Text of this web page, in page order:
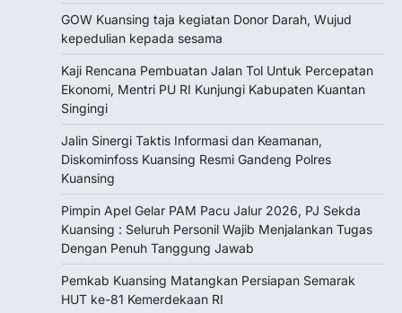
GOW Kuansing taja kegiatan Donor Darah, Wujud
kepedulian kepada sesama
Kaji Rencana Pembuatan Jalan Tol Untuk Percepatan
Ekonomi, Mentri PU RI Kunjungi Kabupaten Kuantan
Singingi
Jalin Sinergi Taktis Informasi dan Keamanan,
Diskominfoss Kuansing Resmi Gandeng Polres
Kuansing
Pimpin Apel Gelar PAM Pacu Jalur 2026, PJ Sekda
Kuansing : Seluruh Personil Wajib Menjalankan Tugas
Dengan Penuh Tanggung Jawab
Pemkab Kuansing Matangkan Persiapan Semarak
HUT ke-81 Kemerdekaan RI